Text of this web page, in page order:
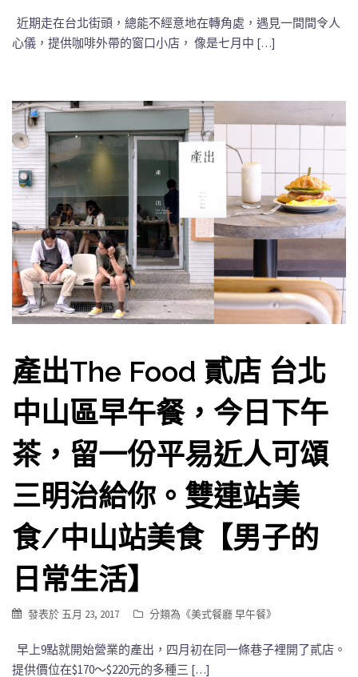
近期走在台北街頭，總能不經意地在轉角處，遇見一間間令人
心儀，提供咖啡外帶的窗口小店， 像是七月中 […]
產出The Food 貳店 台北
中山區早午餐，今日下午
茶，留一份平易近人可頌
三明治給你。雙連站美
食/中山站美食【男子的
日常生活】
發表於 五月 23, 2017 分類為《美式餐廳 早午餐》
早上9點就開始營業的產出，四月初在同一條巷子裡開了貳店。
提供價位在$170～$220元的多種三 […]